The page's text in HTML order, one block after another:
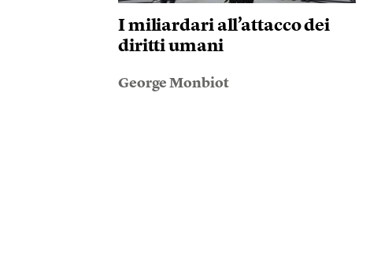
I miliardari all’attacco dei
diritti umani
George Monbiot